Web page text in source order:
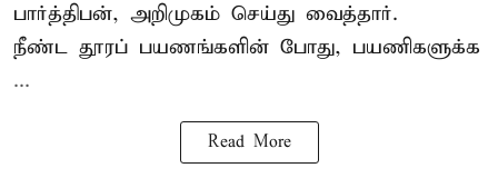
பார்த்திபன், அறிமுகம் செய்து வைத்தார்.
நீண்ட தூரப் பயணங்களின் போது, பயணிகளுக்க
...
Read More